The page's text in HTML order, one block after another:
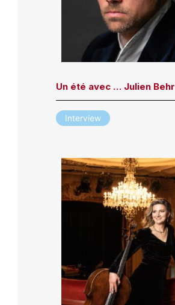
Un été avec … Julien Behr
Interview